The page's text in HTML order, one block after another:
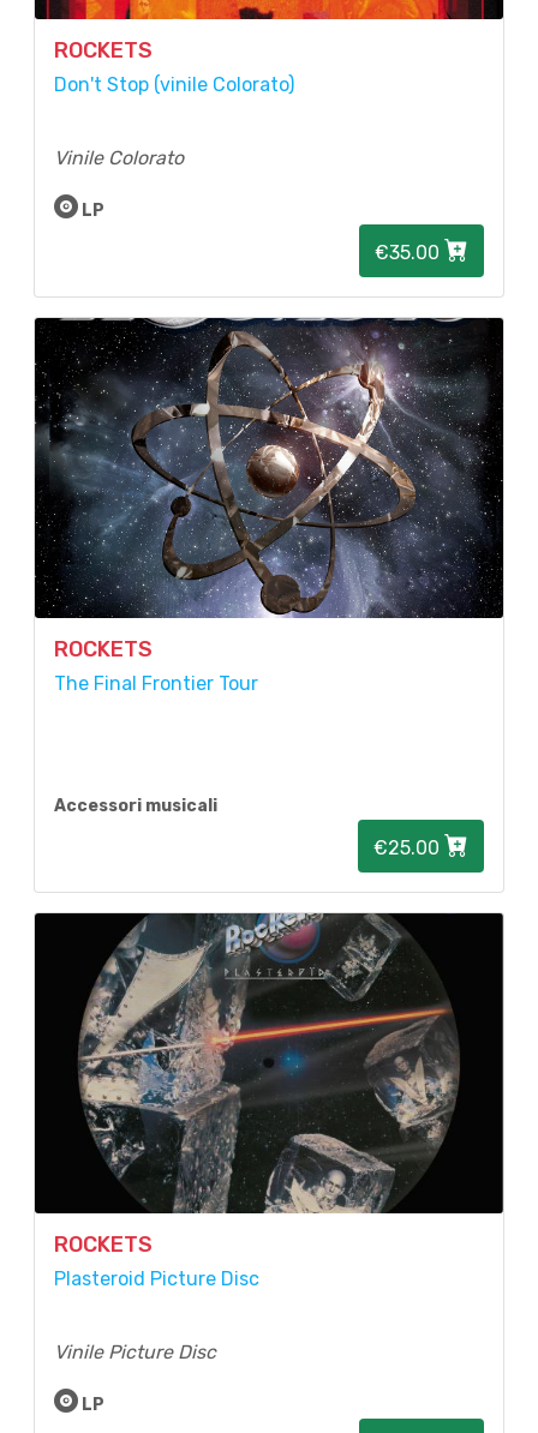
ROCKETS
Don't Stop (vinile Colorato)
Vinile Colorato
LP
€35.00
ROCKETS
The Final Frontier Tour
Accessori musicali
€25.00
ROCKETS
Plasteroid Picture Disc
Vinile Picture Disc
LP